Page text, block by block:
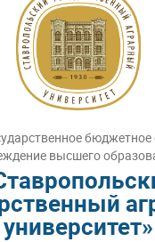
бюджетное
высшего
университет»